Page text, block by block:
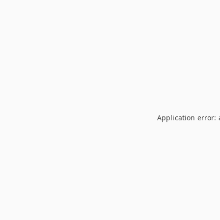
Application error: